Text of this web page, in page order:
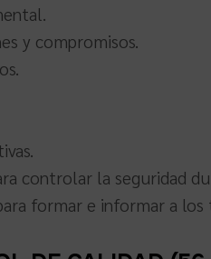
y compromisos.
controlar la seguridad
formar e informar a los